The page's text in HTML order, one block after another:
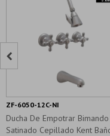
Ducha De Empotrar Bimando
Satinado Cepillado Kent
ZF-6050-12C-NI
